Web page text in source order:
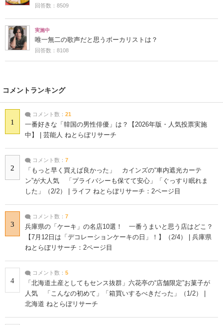
回答数：8509
実施中
唯一無二の歌声だと思うボーカリストは？
回答数：8108
コメントランキング
1
コメント数： 21
一番好きな「韓国の男性俳優」は？【2026年版・人気投票実施
中】 | 芸能人 ねとらぼリサーチ
2
コメント数： 7
「もっと早く買えば良かった」 カインズの“車内遮光カーテ
ン”が大人気 「プライバシーも保てて安心」「ぐっすり眠れま
した」（2/2） | ライフ ねとらぼリサーチ：2ページ目
3
コメント数： 7
兵庫県の「ケーキ」の名店10選！ 一番うまいと思う店はどこ？
【7月12日は「デコレーションケーキの日」！】（2/4） | 兵庫県
ねとらぼリサーチ：2ページ目
4
コメント数： 5
「北海道土産としてもセンス抜群」六花亭の“店舗限定”お菓子が
人気 「こんなの初めて」「箱買いするべきだった」（1/2） |
北海道 ねとらぼリサーチ